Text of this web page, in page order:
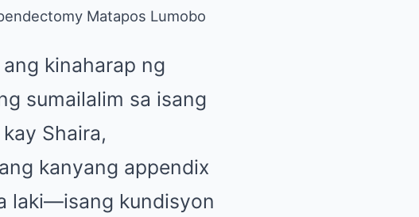
Matapos Lumobo
kinaharap ng
sumailalim sa isang
Shaira,
kanyang appendix
laki—isang kundisyon